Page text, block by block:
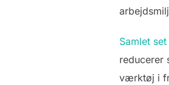
Samlet
reducerer
værktøj i